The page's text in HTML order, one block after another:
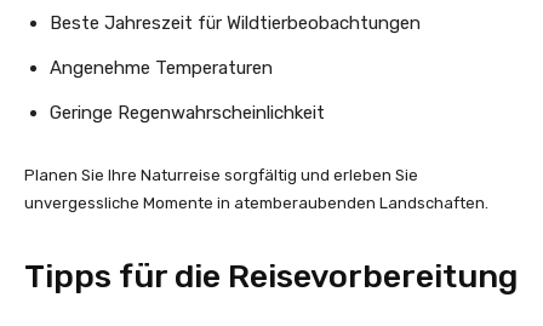
Beste Jahreszeit für Wildtierbeobachtungen
Angenehme Temperaturen
Geringe Regenwahrscheinlichkeit
Planen Sie Ihre Naturreise sorgfältig und erleben Sie
unvergessliche Momente in atemberaubenden Landschaften.
Tipps für die Reisevorbereitung